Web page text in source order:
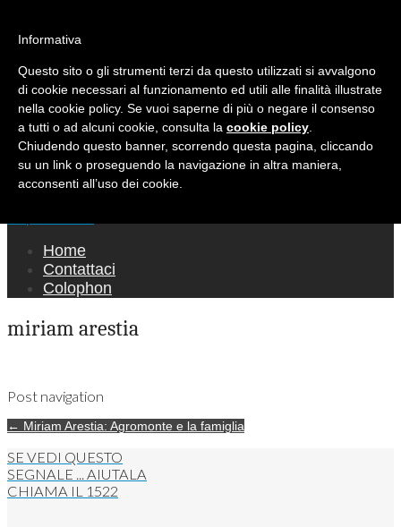
Mondo Italiano nel Mondo
LE INTERVISTE SONO AGLI ITALIANI CHE
RICOPRONO RUOLI ISTITUZIONALI, A
QUELLI CHE RAPPRESENTANO LA SOCIETÀ E
A CHI È UN "COMUNE CITTADINO" ...
PER TUTTO QUESTO SIAMO "ORGOGLIOSI
DI ESSERE ITALIANI"
Home
Contattaci
Colophon
miriam arestia
Post navigation
← Miriam Arestia: Agromonte e la famiglia
SE VEDI QUESTO
SEGNALE ... AIUTALA
CHIAMA IL 1522
Informativa
Questo sito o gli strumenti terzi da questo utilizzati si avvalgono
di cookie necessari al funzionamento ed utili alle finalità illustrate
nella cookie policy. Se vuoi saperne di più o negare il consenso
a tutti o ad alcuni cookie, consulta la cookie policy
Chiudendo questo banner, scorrendo questa pagina, cliccando
su un link o proseguendo la navigazione in altra maniera,
acconsenti all’uso dei cookie.